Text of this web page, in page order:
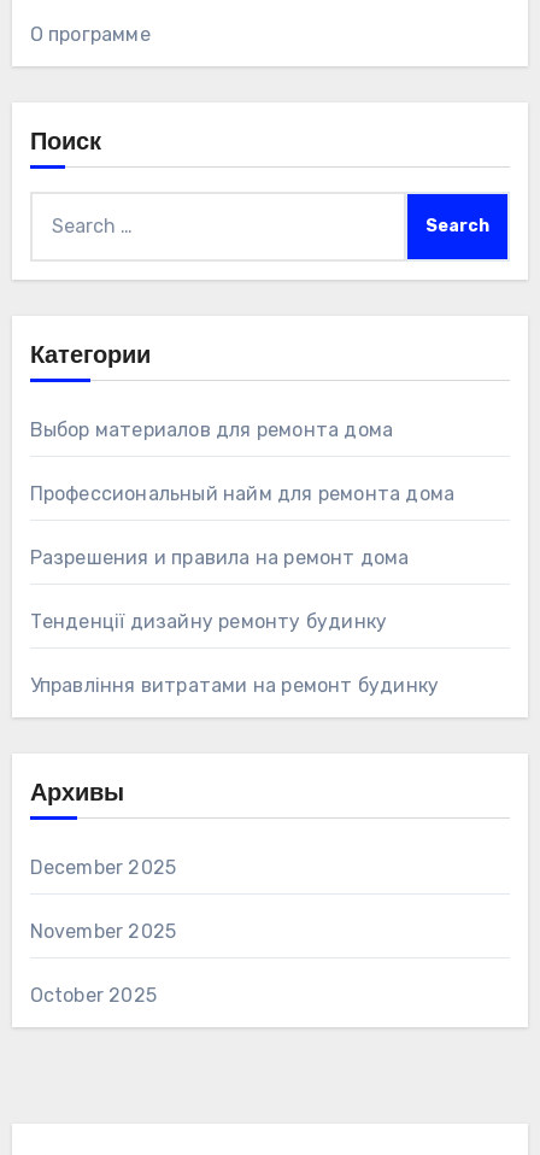
О программе
Поиск
for:
Категории
Выбор материалов для ремонта дома
Профессиональный найм для ремонта дома
Разрешения и правила на ремонт дома
Тенденції дизайну ремонту будинку
Управління витратами на ремонт будинку
Архивы
December 2025
November 2025
October 2025